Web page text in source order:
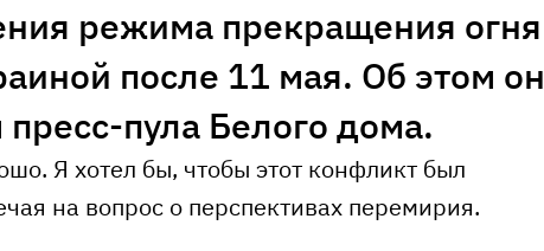
режима прекращения огня
после 11 мая. Об этом он
пула Белого дома.
Я хотел бы, чтобы этот конфликт был
на вопрос о перспективах перемирия.